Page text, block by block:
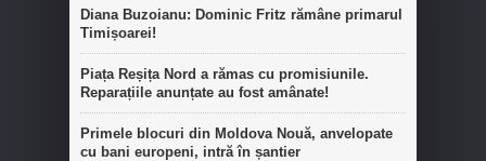
Diana Buzoianu: Dominic Fritz rămâne primarul
Timișoarei!
Piața Reșița Nord a rămas cu promisiunile.
Reparațiile anunțate au fost amânate!
Primele blocuri din Moldova Nouă, anvelopate
cu bani europeni, intră în șantier